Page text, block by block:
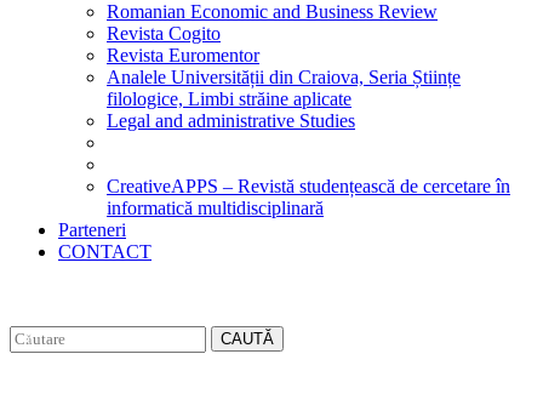
Romanian Economic and Business Review
Revista Cogito
Revista Euromentor
Analele Universității din Craiova, Seria Științe
filologice, Limbi străine aplicate
Legal and administrative Studies
CreativeAPPS – Revistă studențească de cercetare în
informatică multidisciplinară
Parteneri
CONTACT
CAUTĂ